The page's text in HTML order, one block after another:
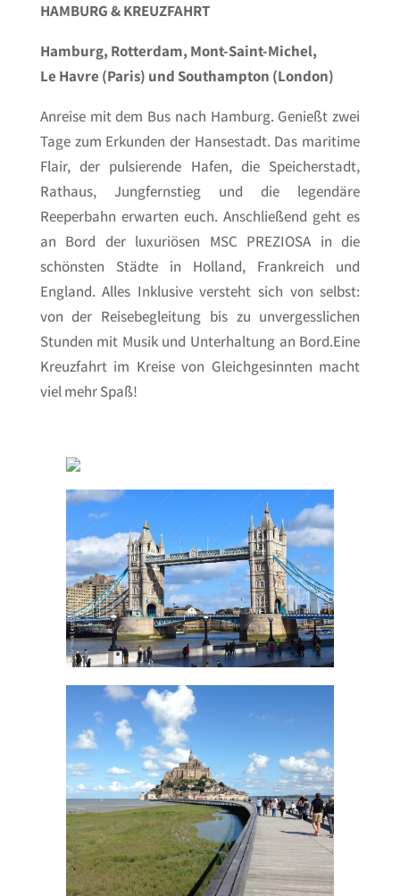
HAMBURG & KREUZFAHRT
Hamburg, Rotterdam, Mont-Saint-Michel,
Le Havre (Paris) und Southampton (London)
Anreise mit dem Bus nach Hamburg. Genießt zwei
Tage zum Erkunden der Hansestadt. Das maritime
Flair, der pulsierende Hafen, die Speicherstadt,
Rathaus, Jungfernstieg und die legendäre
Reeperbahn erwarten euch. Anschließend geht es
an Bord der luxuriösen MSC PREZIOSA in die
schönsten Städte in Holland, Frankreich und
England. Alles Inklusive versteht sich von selbst:
von der Reisebegleitung bis zu unvergesslichen
Stunden mit Musik und Unterhaltung an Bord.Eine
Kreuzfahrt im Kreise von Gleichgesinnten macht
viel mehr Spaß!